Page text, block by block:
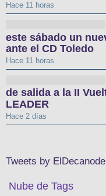
Hace 11 horas
este sábado un
ante el CD Toledo
Hace 11 horas
de salida a la II
LEADER
Hace 2 días
Tweets by
Nube de Tags